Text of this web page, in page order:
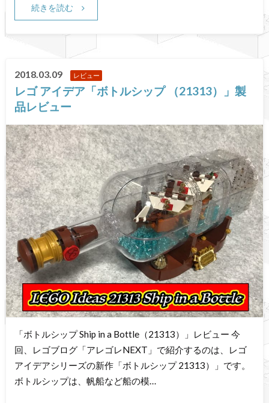
続きを読む
2018.03.09 レビュー
レゴ アイデア「ボトルシップ （21313）」製
品レビュー
「ボトルシップ Ship in a Bottle（21313）」レビュー 今
回、レゴブログ「アレゴレNEXT」で紹介するのは、レゴ
アイデアシリーズの新作「ボトルシップ 21313）」です。
ボトルシップは、帆船など船の模…